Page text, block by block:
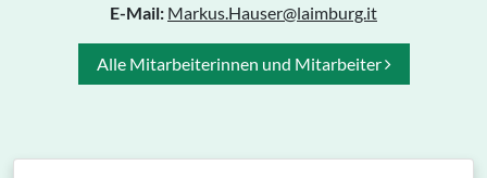
E-Mail: Markus.Hauser@laimburg.it
Alle Mitarbeiterinnen und Mitarbeiter